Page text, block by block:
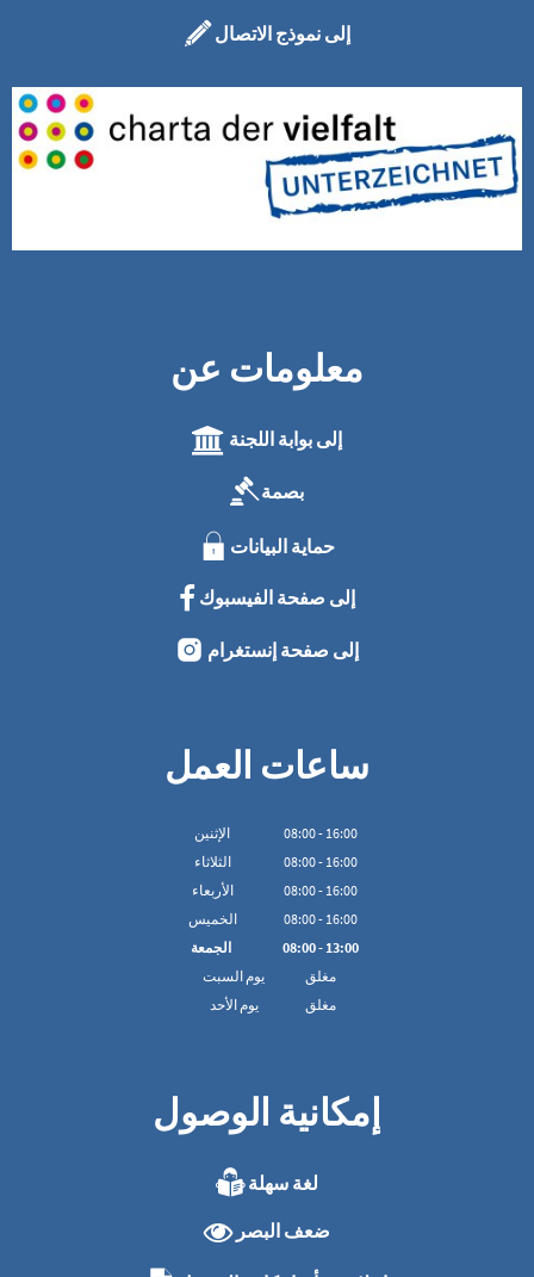
إلى نموذج الاتصال
معلومات عن
إلى بوابة اللجنة
بصمة
حماية البيانات
إلى صفحة الفيسبوك
إلى صفحة إنستغرام
ساعات العمل
الإثنين 08:00- 16:00
الثلاثاء
08:00- 16:00
الأربعاء
08:00- 16:00
الخميس
08:00- 16:00
الجمعة
08:00- 13:00
يوم السبت
مغلق
يوم الأحد
مغلق
إمكانية الوصول
لغة سهلة
ضعف البصر